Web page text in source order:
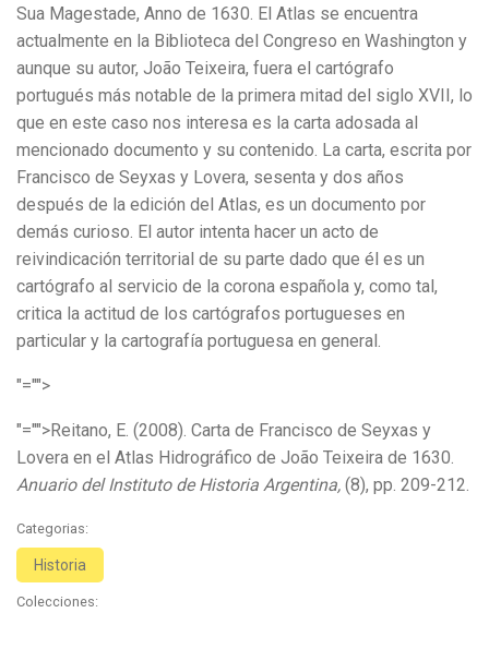
Sua Magestade, Anno de 1630. El Atlas se encuentra
actualmente en la Biblioteca del Congreso en Washington y
aunque su autor, João Teixeira, fuera el cartógrafo
portugués más notable de la primera mitad del siglo XVII, lo
que en este caso nos interesa es la carta adosada al
mencionado documento y su contenido. La carta, escrita por
Francisco de Seyxas y Lovera, sesenta y dos años
después de la edición del Atlas, es un documento por
demás curioso. El autor intenta hacer un acto de
reivindicación territorial de su parte dado que él es un
cartógrafo al servicio de la corona española y, como tal,
critica la actitud de los cartógrafos portugueses en
particular y la cartografía portuguesa en general.
"="">
"="">Reitano, E. (2008). Carta de Francisco de Seyxas y
Lovera en el Atlas Hidrográfico de João Teixeira de 1630.
Anuario del Instituto de Historia Argentina, (8), pp. 209-212.
Categorias:
Historia
Colecciones: